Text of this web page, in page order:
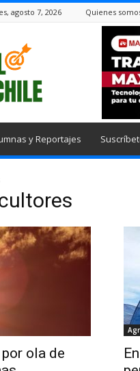
agosto 7, 2026 Quienes
y Reportajes
ola de